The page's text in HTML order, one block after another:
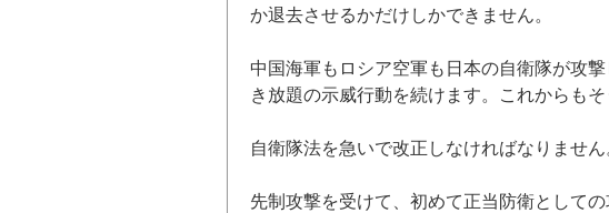
か退去させるかだけしかできません。
中国海軍もロシア空軍も日本の自衛隊が攻
き放題の示威行動を続けます。これからもそ
自衛隊法を急いで改正しなければなりません
先制攻撃を受けて、初めて正当防衛として